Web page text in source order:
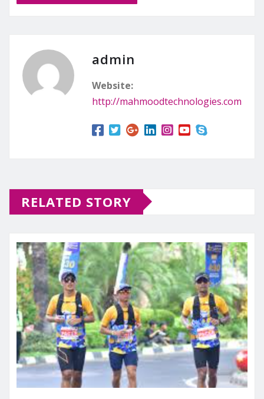
admin
Website:
http://mahmoodtechnologies.com
RELATED STORY